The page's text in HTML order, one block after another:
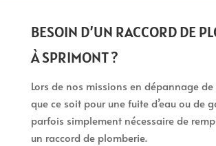
BESOIN D’UN RACCORD DE
À SPRIMONT ?
Lors de nos missions en dépannage
que ce soit pour une fuite d’eau ou de
parfois simplement nécessaire de
un raccord de plomberie.